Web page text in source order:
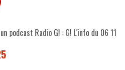
podcast Radio G! : G! L'info du 06 11